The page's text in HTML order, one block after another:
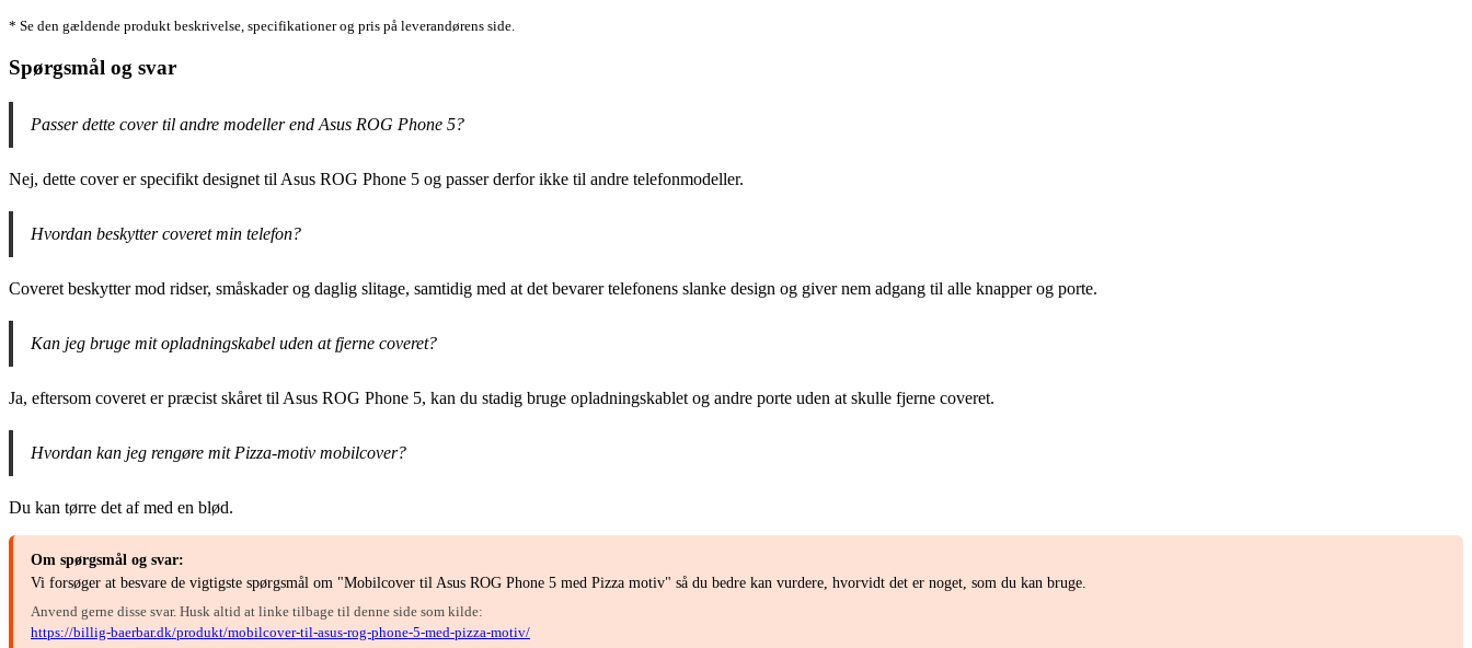
* Se den gældende produkt beskrivelse, specifikationer og pris på leverandørens side.
Spørgsmål og svar
Passer dette cover til andre modeller end Asus ROG Phone 5?
Nej, dette cover er specifikt designet til Asus ROG Phone 5 og passer derfor ikke til andre telefonmodeller.
Hvordan beskytter coveret min telefon?
Coveret beskytter mod ridser, småskader og daglig slitage, samtidig med at det bevarer telefonens slanke design og giver nem adgang til alle knapper og porte.
Kan jeg bruge mit opladningskabel uden at fjerne coveret?
Ja, eftersom coveret er præcist skåret til Asus ROG Phone 5, kan du stadig bruge opladningskablet og andre porte uden at skulle fjerne coveret.
Hvordan kan jeg rengøre mit Pizza-motiv mobilcover?
Du kan tørre det af med en blød.
Om spørgsmål og svar:
Vi forsøger at besvare de vigtigste spørgsmål om "Mobilcover til Asus ROG Phone 5 med Pizza motiv" så du bedre kan vurdere, hvorvidt det er noget, som du kan bruge.
Anvend gerne disse svar. Husk altid at linke tilbage til denne side som kilde:
https://billig-baerbar.dk/produkt/mobilcover-til-asus-rog-phone-5-med-pizza-motiv/